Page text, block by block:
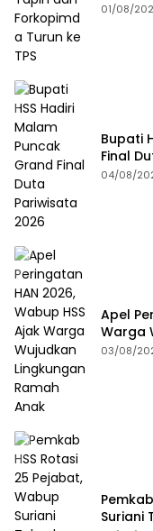
01/08/
Bupati
Final
04/08/
Apel
Warga
03/08/
Suriani